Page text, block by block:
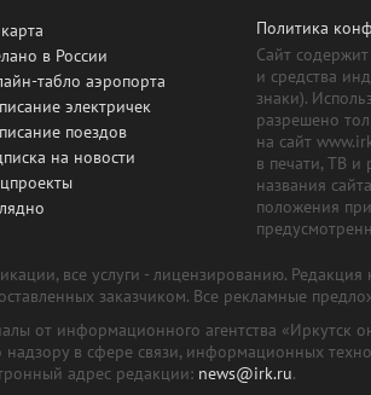
в России
табло аэропорта
электричек
поездов
на новости
Политика
Сайт
и средства
знаки).
разрешено
на сайт
в печати, ТВ и
названия
положения
все услуги - лицензированию.
заказчиком. Все рекламные
от информационного агентства
в сфере связи, информационных
адрес редакции: news@irk.ru.